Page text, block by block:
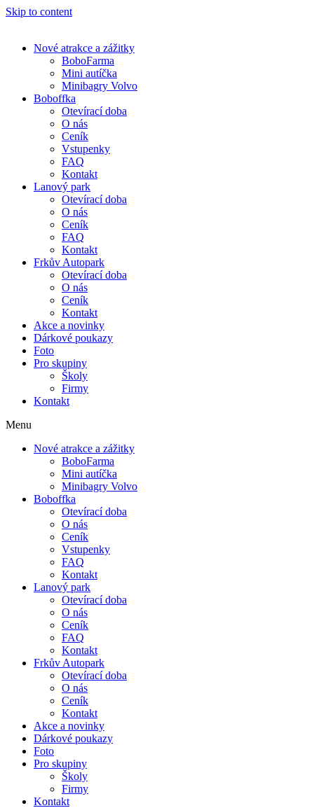
Skip to content
Nové atrakce a zážitky
BoboFarma
Mini autíčka
Minibagry Volvo
Boboffka
Otevírací doba
O nás
Ceník
Vstupenky
FAQ
Kontakt
Lanový park
Otevírací doba
O nás
Ceník
FAQ
Kontakt
Frkův Autopark
Otevírací doba
O nás
Ceník
Kontakt
Akce a novinky
Dárkové poukazy
Foto
Pro skupiny
Školy
Firmy
Kontakt
Menu
Nové atrakce a zážitky
BoboFarma
Mini autíčka
Minibagry Volvo
Boboffka
Otevírací doba
O nás
Ceník
Vstupenky
FAQ
Kontakt
Lanový park
Otevírací doba
O nás
Ceník
FAQ
Kontakt
Frkův Autopark
Otevírací doba
O nás
Ceník
Kontakt
Akce a novinky
Dárkové poukazy
Foto
Pro skupiny
Školy
Firmy
Kontakt